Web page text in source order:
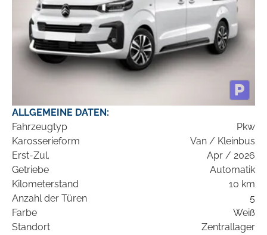
ALLGEMEINE DATEN:
Fahrzeugtyp
Pkw
Karosserieform
Van / Kleinbus
Erst-Zul.
Apr / 2026
Getriebe
Automatik
Kilometerstand
10 km
Anzahl der Türen
5
Farbe
Weiß
Standort
Zentrallager